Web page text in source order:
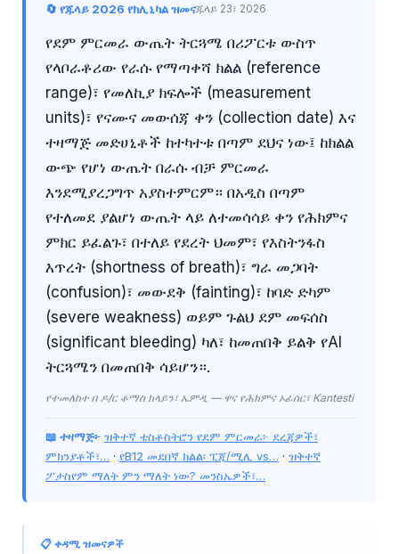
🔄 የጁላይ 2026 የክሊኒካል ዝመናጁላይ 23፣ 2026
የደም ምርመራ ውጤት ትርጓሜ በሪፖርቱ ውስጥ
የላቦራቶሪው የራሱ የማጣቀሻ ክልል (reference
range)፣ የመለኪያ ክፍሎች (measurement
units)፣ የናሙና መውሰጃ ቀን (collection date) እና
ተዛማጅ መድሀኒቶች ከተካተቱ በጣም ደህና ነው፤ ከክልል
ውጭ የሆነ ውጤት በራሱ ብቻ ምርመራ
እንደሚያረጋግጥ አያስተምርም። በአዲስ በጣም
የተለመደ ያልሆነ ውጤት ላይ ለተመሳሳይ ቀን የሕክምና
ምክር ይፈልጉ፣ በተለይ የደረት ህመም፣ የእስትንፋስ
እጥረት (shortness of breath)፣ ግራ መጋባት
(confusion)፣ መውደቅ (fainting)፣ ከባድ ድካም
(severe weakness) ወይም ጉልህ ደም መፍሰስ
(significant bleeding) ካለ፣ ከመጠበቅ ይልቅ የAI
ትርጓሜን በመጠበቅ ሳይሆን።.
የተመለከተ በ ዶ/ር ቶማስ ክላይን፣ ኤምዲ — ዋና የሕክምና ኦፊሰር፣ Kantesti
📖 ተዛማጅ፦ ዝቅተኛ ቴስቶስትሮን የደም ምርመራ፦ ደረጃዎች፣
ምክንያቶች፣… · የB12 መደበኛ ክልል፡ ፒጂ/ሚሊ vs… · ዝቅተኛ
ፖታስየም ማለት ምን ማለት ነው? መንስኤዎች፣…
📋 ቀዳሚ ዝመናዎች